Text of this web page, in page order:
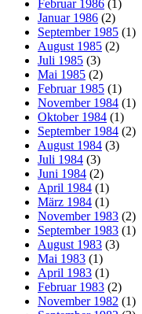
Februar 1986 (1)
Januar 1986 (2)
September 1985 (1)
August 1985 (2)
Juli 1985 (3)
Mai 1985 (2)
Februar 1985 (1)
November 1984 (1)
Oktober 1984 (1)
September 1984 (2)
August 1984 (3)
Juli 1984 (3)
Juni 1984 (2)
April 1984 (1)
März 1984 (1)
November 1983 (2)
September 1983 (1)
August 1983 (3)
Mai 1983 (1)
April 1983 (1)
Februar 1983 (2)
November 1982 (1)